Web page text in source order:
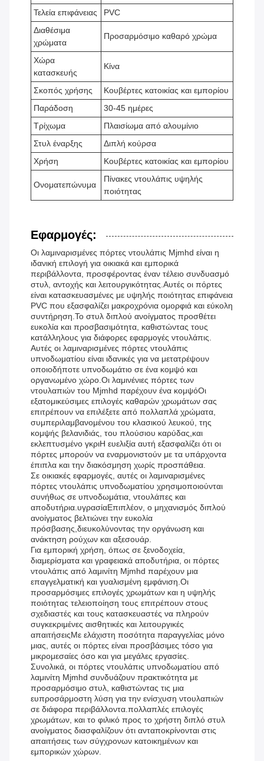
Τελεία επιφάνειας
PVC
Διαθέσιμα
χρώματα
Προσαρμόσιμο καθαρό χρώμα
Χώρα
κατασκευής
Κίνα
Σκοπός χρήσης
Κουβέρτες κατοικίας και εμπορίου
Παράδοση
30-45 ημέρες
Τρίχωμα
Πλαισίωμα από αλουμίνιο
Στυλ έναρξης
Διπλή κούρσα
Χρήση
Κουβέρτες κατοικίας και εμπορίου
Ονοματεπώνυμα
Πίνακες ντουλάπις υψηλής
ποιότητας
Εφαρμογές:
Οι λαμιναρισμένες πόρτες ντουλάπις Mjmhd είναι η
ιδανική επιλογή για οικιακά και εμπορικά
περιβάλλοντα, προσφέροντας έναν τέλειο συνδυασμό
στυλ, αντοχής και λειτουργικότητας.Αυτές οι πόρτες
είναι κατασκευασμένες με υψηλής ποιότητας επιφάνεια
PVC που εξασφαλίζει μακροχρόνια ομορφιά και εύκολη
συντήρηση.Το στυλ διπλού ανοίγματος προσθέτει
ευκολία και προσβασιμότητα, καθιστώντας τους
κατάλληλους για διάφορες εφαρμογές ντουλάπις.
Αυτές οι λαμιναρισμένες πόρτες ντουλάπις
υπνοδωματίου είναι ιδανικές για να μετατρέψουν
οποιοδήποτε υπνοδωμάτιο σε ένα κομψό και
οργανωμένο χώρο.Οι λαμινένιες πόρτες των
ντουλαπιών του Mjmhd παρέχουν ένα κομψόΟι
εξατομικεύσιμες επιλογές καθαρών χρωμάτων σας
επιτρέπουν να επιλέξετε από πολλαπλά χρώματα,
συμπεριλαμβανομένου του κλασικού λευκού, της
κομψής βελανιδιάς, του πλούσιου καρύδας,και
εκλεπτυσμένο γκριΗ ευελιξία αυτή εξασφαλίζει ότι οι
πόρτες μπορούν να εναρμονιστούν με τα υπάρχοντα
έπιπλα και την διακόσμηση χωρίς προσπάθεια.
Σε οικιακές εφαρμογές, αυτές οι λαμιναρισμένες
πόρτες ντουλάπις υπνοδωματίου χρησιμοποιούνται
συνήθως σε υπνοδωμάτια, ντουλάπες και
αποδυτήρια.υγρασίαΕπιπλέον, ο μηχανισμός διπλού
ανοίγματος βελτιώνει την ευκολία
πρόσβασης,διευκολύνοντας την οργάνωση και
ανάκτηση ρούχων και αξεσουάρ.
Για εμπορική χρήση, όπως σε ξενοδοχεία,
διαμερίσματα και γραφειακά αποδυτήρια, οι πόρτες
ντουλάπις από λαμινίτη Mjmhd παρέχουν μια
επαγγελματική και γυαλισμένη εμφάνιση.Οι
προσαρμόσιμες επιλογές χρωμάτων και η υψηλής
ποιότητας τελειοποίηση τους επιτρέπουν στους
σχεδιαστές και τους κατασκευαστές να πληρούν
συγκεκριμένες αισθητικές και λειτουργικές
απαιτήσειςΜε ελάχιστη ποσότητα παραγγελίας μόνο
μιας, αυτές οι πόρτες είναι προσβάσιμες τόσο για
μικρομεσαίες όσο και για μεγάλες εργασίες.
Συνολικά, οι πόρτες ντουλάπις υπνοδωματίου από
λαμινίτη Mjmhd συνδυάζουν πρακτικότητα με
προσαρμόσιμο στυλ, καθιστώντας τις μια
ευπροσάρμοστη λύση για την ενίσχυση ντουλαπιών
σε διάφορα περιβάλλοντα.πολλαπλές επιλογές
χρωμάτων, και το φιλικό προς το χρήστη διπλό στυλ
ανοίγματος διασφαλίζουν ότι ανταποκρίνονται στις
απαιτήσεις των σύγχρονων κατοικημένων και
εμπορικών χώρων.